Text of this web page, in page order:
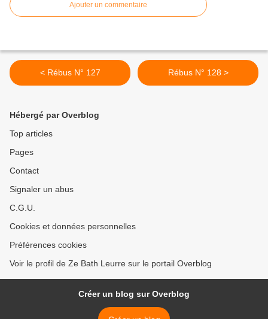
Ajouter un commentaire
< Rébus N° 127 Rébus N° 128 >
Hébergé par Overblog
Top articles
Pages
Contact
Signaler un abus
C.G.U.
Cookies et données personnelles
Préférences cookies
Voir le profil de Ze Bath Leurre sur le portail Overblog
Créer un blog sur Overblog